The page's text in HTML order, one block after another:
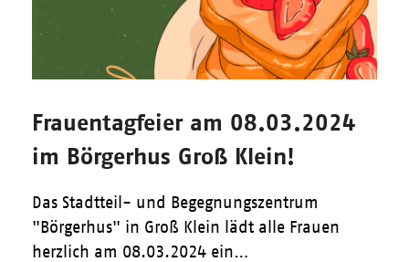
Frauentagfeier am 08.03.2024
im Börgerhus Groß Klein!
Das Stadtteil- und Begegnungszentrum
"Börgerhus" in Groß Klein lädt alle Frauen
herzlich am 08.03.2024 ein…